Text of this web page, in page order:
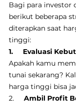
Bagi para investor
berikut beberapa
diterapkan saat
tinggi:
1.     Evaluasi
Apakah kamu
tunai sekarang?
harga tinggi bisa
2. Ambil Profit